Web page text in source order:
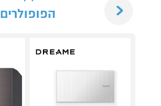
הפופולרים